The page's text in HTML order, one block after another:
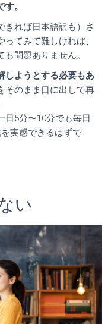
。
きれば日本語訳も）さ
てみて難しければ、
問題ありません。
しようとする必要もあ
そのまま口に出して再
日5分〜10分でも毎日
実感できるはずで
い